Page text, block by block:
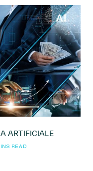
ARTIFICIALE
READ